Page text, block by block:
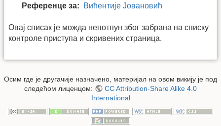
Референце за: Вићентије Јовановић
Овај списак је можда непотпун због забрана на списку
контроле приступа и скривених страница.
Осим где је другачије назначено, материјал на овом викију је под
следећом лиценцом:
CC Attribution-Share Alike 4.0
International